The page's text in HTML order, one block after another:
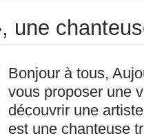
une
Bonjour à tous,
vous proposer une
découvrir une
est une chanteuse